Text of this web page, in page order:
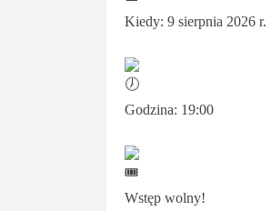
Kiedy: 9 sierpnia 2026 r.
Godzina: 19:00
Wstęp wolny!